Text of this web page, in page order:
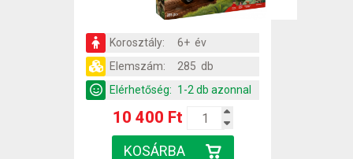
Korosztály:
6+ év
Elemszám:
285 db
Elérhetőség: 1-2 db azonnal
10 400 Ft